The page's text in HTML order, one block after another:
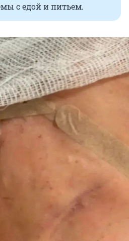
с едой и питьем.